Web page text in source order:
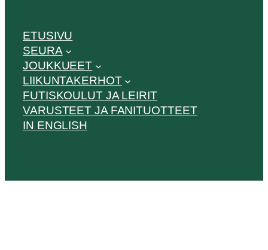
ETUSIVU
SEURA
JOUKKUEET
LIIKUNTAKERHOT
FUTISKOULUT JA LEIRIT
VARUSTEET JA FANITUOTTEET
IN ENGLISH